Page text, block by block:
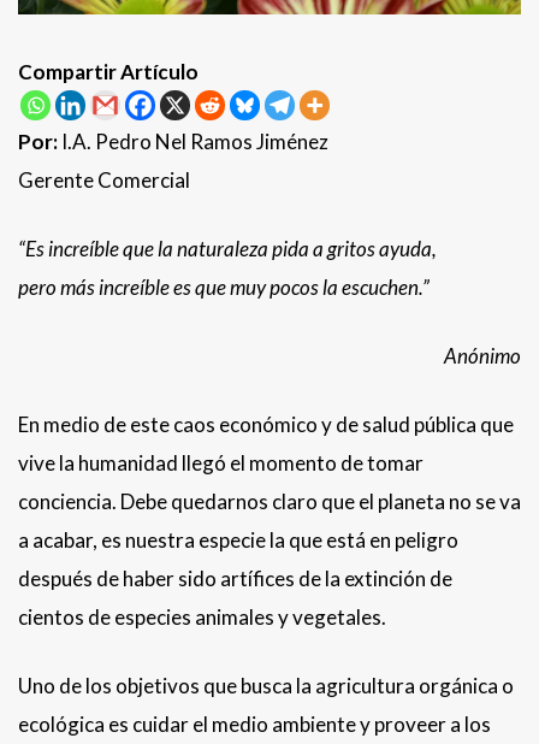
Compartir Artículo
Por: I.A. Pedro Nel Ramos Jiménez
Gerente Comercial
“Es increíble que la naturaleza pida a gritos ayuda,
pero más increíble es que muy pocos la escuchen.”
Anónimo
En medio de este caos económico y de salud pública que
vive la humanidad llegó el momento de tomar
conciencia. Debe quedarnos claro que el planeta no se va
a acabar, es nuestra especie la que está en peligro
después de haber sido artífices de la extinción de
cientos de especies animales y vegetales.
Uno de los objetivos que busca la agricultura orgánica o
ecológica es cuidar el medio ambiente y proveer a los